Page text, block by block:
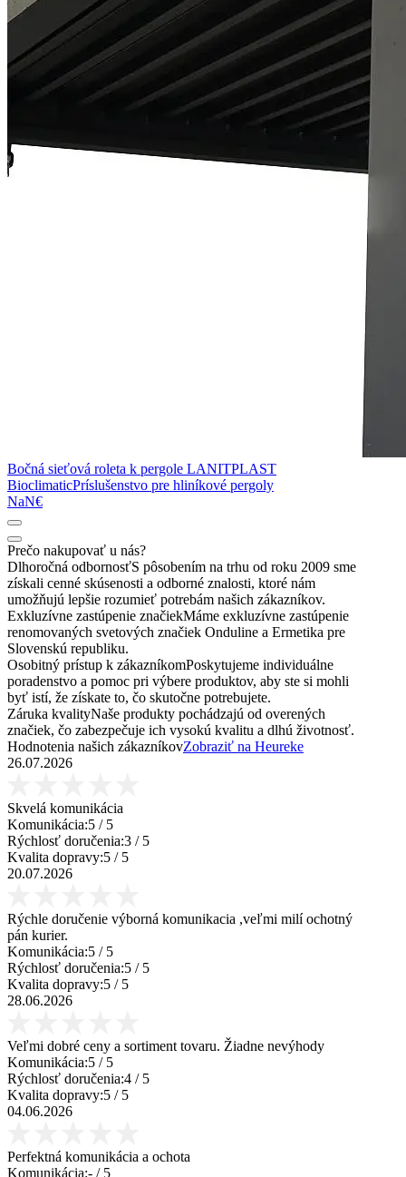
Bočná sieťová roleta k pergole LANITPLAST
BioclimaticPríslušenstvo pre hliníkové pergoly
NaN€
Prečo nakupovať u nás?
Dlhoročná odbornosťS pôsobením na trhu od roku 2009 sme
získali cenné skúsenosti a odborné znalosti, ktoré nám
umožňujú lepšie rozumieť potrebám našich zákazníkov.
Exkluzívne zastúpenie značiekMáme exkluzívne zastúpenie
renomovaných svetových značiek Onduline a Ermetika pre
Slovenskú republiku.
Osobitný prístup k zákazníkomPoskytujeme individuálne
poradenstvo a pomoc pri výbere produktov, aby ste si mohli
byť istí, že získate to, čo skutočne potrebujete.
Záruka kvalityNaše produkty pochádzajú od overených
značiek, čo zabezpečuje ich vysokú kvalitu a dlhú životnosť.
Hodnotenia našich zákazníkovZobraziť na Heureke
26.07.2026
Skvelá komunikácia
Komunikácia:5 / 5
Rýchlosť doručenia:3 / 5
Kvalita dopravy:5 / 5
20.07.2026
Rýchle doručenie výborná komunikacia ,veľmi milí ochotný
pán kurier.
Komunikácia:5 / 5
Rýchlosť doručenia:5 / 5
Kvalita dopravy:5 / 5
28.06.2026
Veľmi dobré ceny a sortiment tovaru. Žiadne nevýhody
Komunikácia:5 / 5
Rýchlosť doručenia:4 / 5
Kvalita dopravy:5 / 5
04.06.2026
Perfektná komunikácia a ochota
Komunikácia:- / 5